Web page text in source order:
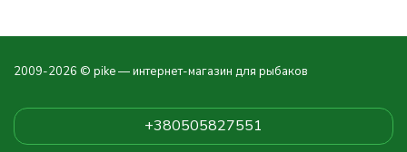
2009-2026 © pike — интернет-магазин для рыбаков
+380505827551